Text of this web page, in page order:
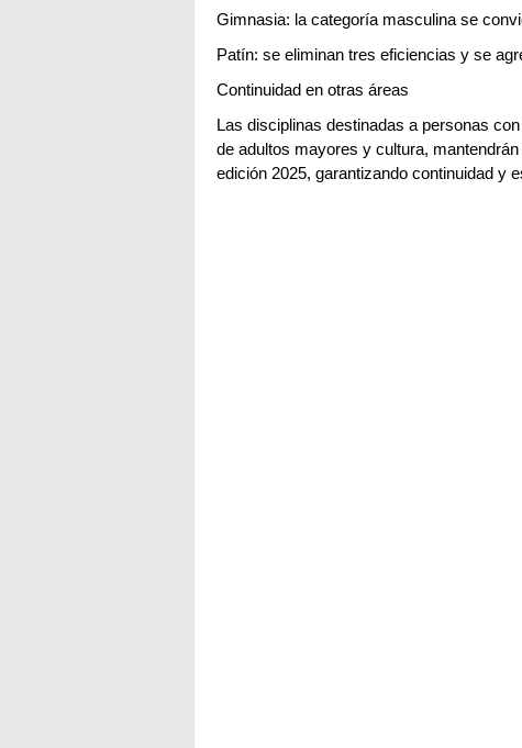
Gimnasia: la categoría masculina se
Patín: se eliminan tres eficiencias y se
Continuidad en otras áreas
Las disciplinas destinadas a personas
de adultos mayores y cultura,
edición 2025, garantizando continuidad y